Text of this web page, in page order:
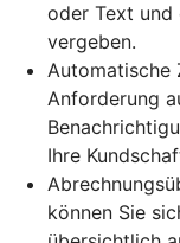
oder Text und
vergeben.
Automatische
Anforderung
Ihre
können Sie